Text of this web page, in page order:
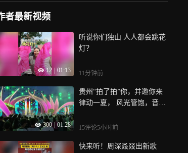
者最新视频
12 01:13
听说你们独山 人人都会跳花
灯？
11分钟前
300 01:28
贵州“拍了拍”你，并邀你来
律动一夏， 风光管饱，音乐
15评论5小时前
快来听！周深叒叕出新歌